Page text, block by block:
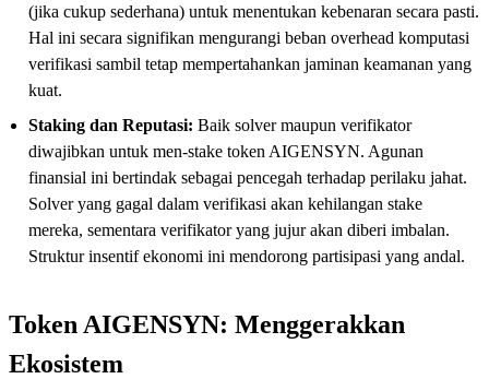
(jika cukup sederhana) untuk menentukan kebenaran secara pasti.
Hal ini secara signifikan mengurangi beban overhead komputasi
verifikasi sambil tetap mempertahankan jaminan keamanan yang
kuat.
Staking dan Reputasi: Baik solver maupun verifikator
diwajibkan untuk men-stake token AIGENSYN. Agunan
finansial ini bertindak sebagai pencegah terhadap perilaku jahat.
Solver yang gagal dalam verifikasi akan kehilangan stake
mereka, sementara verifikator yang jujur akan diberi imbalan.
Struktur insentif ekonomi ini mendorong partisipasi yang andal.
Token AIGENSYN: Menggerakkan
Ekosistem